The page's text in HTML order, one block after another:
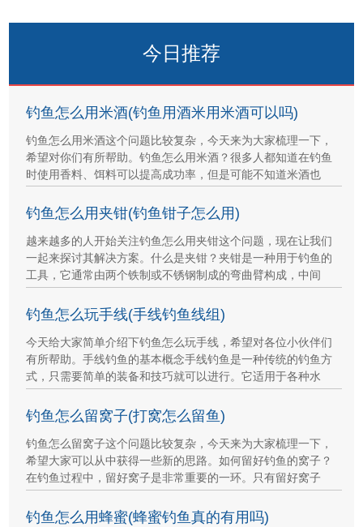
今日推荐
钓鱼怎么用米酒(钓鱼用酒米用米酒可以吗)
钓鱼怎么用米酒这个问题比较复杂，今天来为大家梳理一下，
希望对你们有所帮助。钓鱼怎么用米酒？很多人都知道在钓鱼
时使用香料、饵料可以提高成功率，但是可能不知道米酒也
钓鱼怎么用夹钳(钓鱼钳子怎么用)
越来越多的人开始关注钓鱼怎么用夹钳这个问题，现在让我们
一起来探讨其解决方案。什么是夹钳？夹钳是一种用于钓鱼的
工具，它通常由两个铁制或不锈钢制成的弯曲臂构成，中间
钓鱼怎么玩手线(手线钓鱼线组)
今天给大家简单介绍下钓鱼怎么玩手线，希望对各位小伙伴们
有所帮助。手线钓鱼的基本概念手线钓鱼是一种传统的钓鱼方
式，只需要简单的装备和技巧就可以进行。它适用于各种水
钓鱼怎么留窝子(打窝怎么留鱼)
钓鱼怎么留窝子这个问题比较复杂，今天来为大家梳理一下，
希望大家可以从中获得一些新的思路。如何留好钓鱼的窝子？
在钓鱼过程中，留好窝子是非常重要的一环。只有留好窝子
钓鱼怎么用蜂蜜(蜂蜜钓鱼真的有用吗)